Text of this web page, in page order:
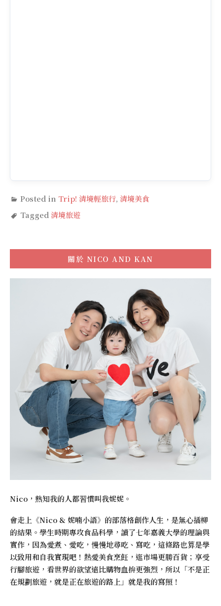
Posted in Trip! 清境輕旅行, 清境美食
Tagged清境旅遊
關於 NICO AND KAN
Nico，熟知我的人都習慣叫我妮妮。
會走上《Nico & 妮喃小語》的部落格創作人生，是無心插柳
的結果。學生時期專攻食品科學，讀了七年嘉義大學的理論與
實作，因為愛煮、愛吃，慢慢地尋吃、寫吃，這條路也算是學
以致用和自我實現吧！熱愛美食烹飪，逛市場更勝百貨；享受
行腳旅遊，看世界的欲望遠比購物血拚更強烈，所以「不是正
在規劃旅遊，就是正在旅遊的路上」就是我的寫照！